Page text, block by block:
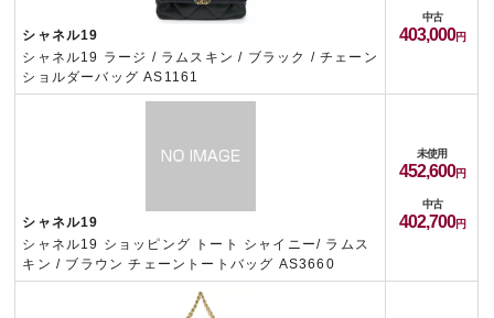
シャネル19
シャネル19 ラージ / ラムスキン / ブラック / チェーン
ショルダーバッグ AS1161
中古
403,000
シャネル19
シャネル19 ショッピング トート シャイニー/ ラムス
キン / ブラウン チェーントートバッグ AS3660
未使用
452,600
中古
402,700